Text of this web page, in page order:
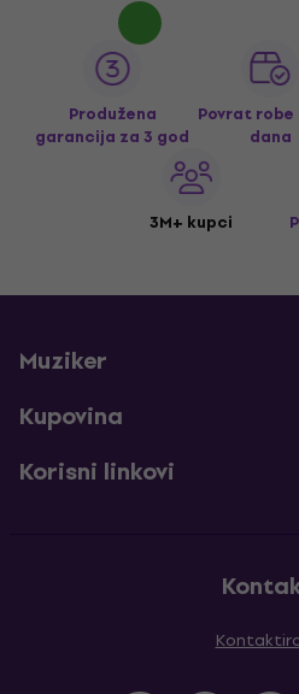
Produžena
garancija za 3 god
Povrat robe
dana
3M+ kupci
Muziker
Kupovina
Korisni linkovi